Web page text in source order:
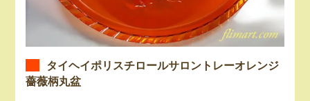
タイヘイポリスチロールサロントレーオレンジ
薔薇柄丸盆